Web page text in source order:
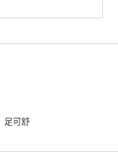
足可舒